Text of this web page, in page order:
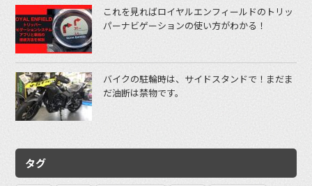
これを見ればロイヤルエンフィールドのトリッ
パーナビゲーションの使い方がわかる！
バイクの駐輪時は、サイドスタンドで！まだま
だ油断は禁物です。
タグ